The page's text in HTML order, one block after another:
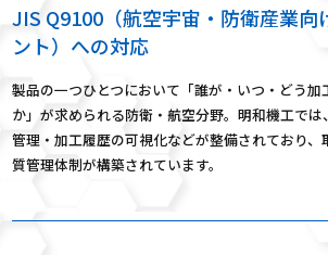
JIS Q9100（航空宇宙・防衛産業向
ント）への対応
製品の一つひとつにおいて「誰が・いつ・どう加
か」が求められる防衛・航空分野。明和機工で
管理・加工履歴の可視化などが整備されており、
質管理体制が構築されています。